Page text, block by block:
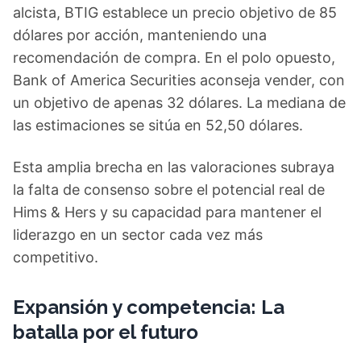
alcista, BTIG establece un precio objetivo de 85
dólares por acción, manteniendo una
recomendación de compra. En el polo opuesto,
Bank of America Securities aconseja vender, con
un objetivo de apenas 32 dólares. La mediana de
las estimaciones se sitúa en 52,50 dólares.
Esta amplia brecha en las valoraciones subraya
la falta de consenso sobre el potencial real de
Hims & Hers y su capacidad para mantener el
liderazgo en un sector cada vez más
competitivo.
Expansión y competencia: La
batalla por el futuro